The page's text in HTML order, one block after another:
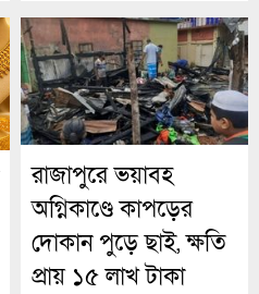
রাজাপুরে ভয়াবহ
অগ্নিকাণ্ডে কাপড়ের
দোকান পুড়ে ছাই, ক্ষতি
প্রায় ১৫ লাখ টাকা